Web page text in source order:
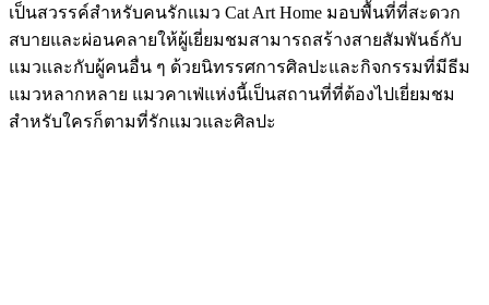
เป็นสวรรค์สำหรับคนรักแมว Cat Art Home มอบพื้นที่ที่สะดวก
สบายและผ่อนคลายให้ผู้เยี่ยมชมสามารถสร้างสายสัมพันธ์กับ
แมวและกับผู้คนอื่น ๆ ด้วยนิทรรศการศิลปะและกิจกรรมที่มีธีม
แมวหลากหลาย แมวคาเฟ่แห่งนี้เป็นสถานที่ที่ต้องไปเยี่ยมชม
สำหรับใครก็ตามที่รักแมวและศิลปะ